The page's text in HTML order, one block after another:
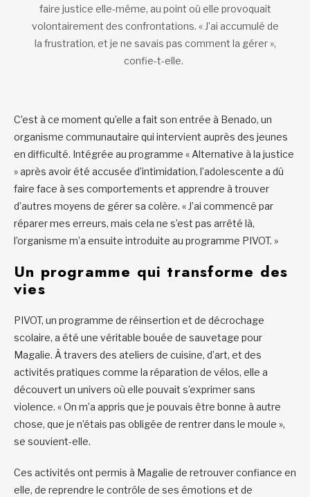
faire justice elle-même, au point où elle provoquait
volontairement des confrontations. « J’ai accumulé de
la frustration, et je ne savais pas comment la gérer »,
confie-t-elle.
C’est à ce moment qu’elle a fait son entrée à Benado, un
organisme communautaire qui intervient auprès des jeunes
en difficulté. Intégrée au programme « Alternative à la justice
» après avoir été accusée d’intimidation, l’adolescente a dû
faire face à ses comportements et apprendre à trouver
d’autres moyens de gérer sa colère. « J’ai commencé par
réparer mes erreurs, mais cela ne s’est pas arrêté là,
l’organisme m’a ensuite introduite au programme PIVOT. »
Un programme qui transforme des
vies
PIVOT, un programme de réinsertion et de décrochage
scolaire, a été une véritable bouée de sauvetage pour
Magalie. À travers des ateliers de cuisine, d’art, et des
activités pratiques comme la réparation de vélos, elle a
découvert un univers où elle pouvait s’exprimer sans
violence. « On m’a appris que je pouvais être bonne à autre
chose, que je n’étais pas obligée de rentrer dans le moule »,
se souvient-elle.
Ces activités ont permis à Magalie de retrouver confiance en
elle, de reprendre le contrôle de ses émotions et de